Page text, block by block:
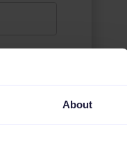
About